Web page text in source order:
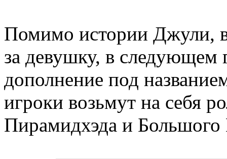
Помимо истории Джули,
за девушку, в следующем
дополнение под
игроки возьмут на себя
Пирамидхэда и